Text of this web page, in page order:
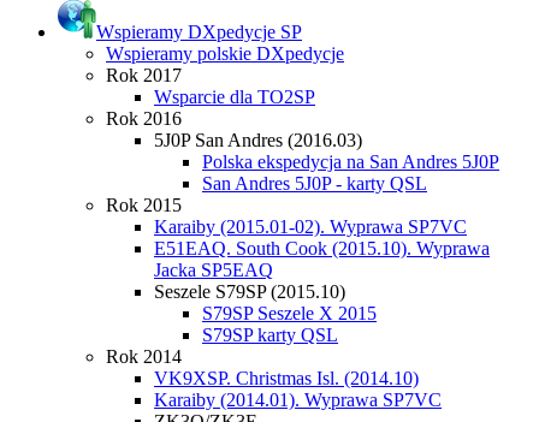
Wspieramy DXpedycje SP
Wspieramy polskie DXpedycje
Rok 2017
Wsparcie dla TO2SP
Rok 2016
5J0P San Andres (2016.03)
Polska ekspedycja na San Andres 5J0P
San Andres 5J0P - karty QSL
Rok 2015
Karaiby (2015.01-02). Wyprawa SP7VC
E51EAQ. South Cook (2015.10). Wyprawa
Jacka SP5EAQ
Seszele S79SP (2015.10)
S79SP Seszele X 2015
S79SP karty QSL
Rok 2014
VK9XSP. Christmas Isl. (2014.10)
Karaiby (2014.01). Wyprawa SP7VC